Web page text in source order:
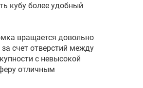
кубу более удобный
вращается довольно
счет отверстий между
с невысокой
отличным